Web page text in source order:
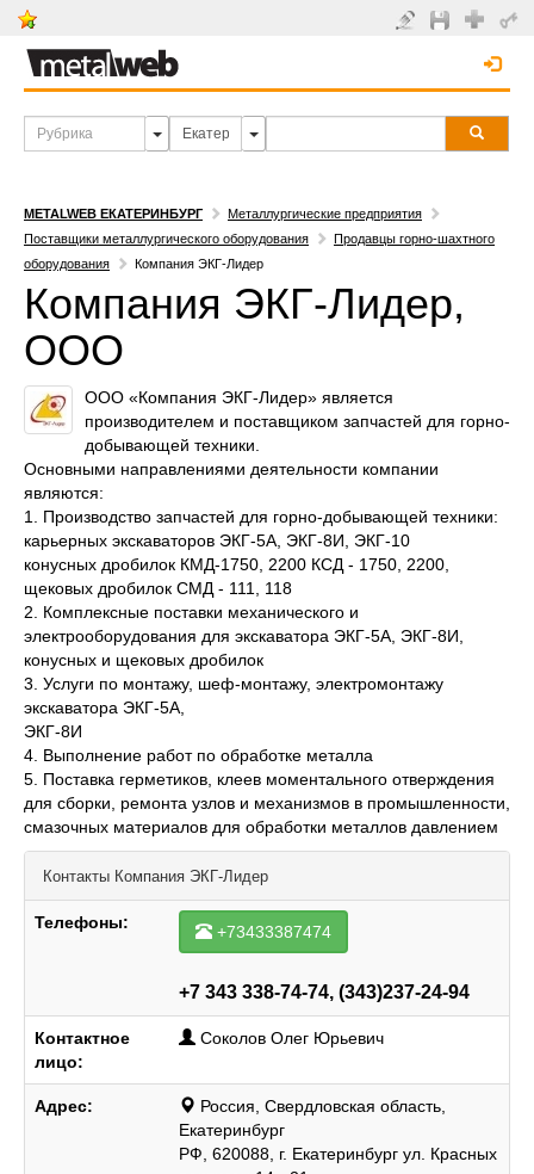
METALWEB ЕКАТЕРИНБУРГ
Металлургические предприятия
Поставщики металлургического оборудования
Продавцы горно-шахтного
оборудования
Компания ЭКГ-Лидер
Компания ЭКГ-Лидер,
ООО
ООО «Компания ЭКГ-Лидер» является
производителем и поставщиком запчастей для горно-
добывающей техники.
Основными направлениями деятельности компании
являются:
1. Производство запчастей для горно-добывающей техники:
карьерных экскаваторов ЭКГ-5А, ЭКГ-8И, ЭКГ-10
конусных дробилок КМД-1750, 2200 КСД - 1750, 2200,
щековых дробилок СМД - 111, 118
2. Комплексные поставки механического и
электрооборудования для экскаватора ЭКГ-5А, ЭКГ-8И,
конусных и щековых дробилок
3. Услуги по монтажу, шеф-монтажу, электромонтажу
экскаватора ЭКГ-5А,
ЭКГ-8И
4. Выполнение работ по обработке металла
5. Поставка герметиков, клеев моментального отверждения
для сборки, ремонта узлов и механизмов в промышленности,
смазочных материалов для обработки металлов давлением
Контакты Компания ЭКГ-Лидер
Телефоны: +73433387474
+7 343 338-74-74, (343)237-24-94
Контактное
лицо:
Соколов Олег Юрьевич
Адрес:
Россия, Свердловская область,
Екатеринбург
РФ, 620088, г. Екатеринбург ул. Красных